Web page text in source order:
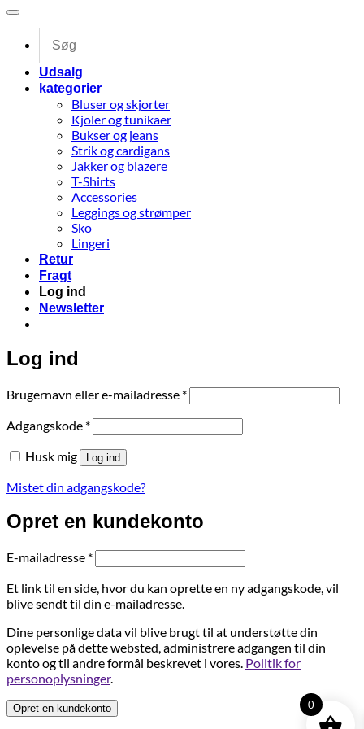
Udsalg
kategorier
Bluser og skjorter
Kjoler og tunikaer
Bukser og jeans
Strik og cardigans
Jakker og blazere
T-Shirts
Accessories
Leggings og strømper
Sko
Lingeri
Retur
Fragt
Log ind
Newsletter
0
Log ind
Brugernavn eller e-mailadresse *Påkrævet
Adgangskode *Påkrævet
Husk mig Log ind
Mistet din adgangskode?
Opret en kundekonto
E-mailadresse *Påkrævet
Et link til en side, hvor du kan oprette en ny adgangskode, vil
blive sendt til din e-mailadresse.
Dine personlige data vil blive brugt til at understøtte din
oplevelse på dette websted, administrere adgangen til din
konto og til andre formål beskrevet i vores. Politik for
personoplysninger.
Opret en kundekonto